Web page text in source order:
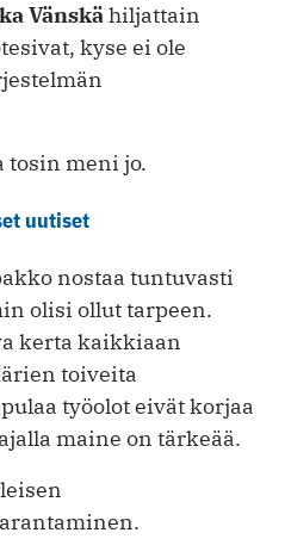
Vänskähiljattain
kyse ei ole
tosin meni jo.
uutiset
nostaa tuntuvasti
olisi ollut tarpeen.
kerta kaikkiaan
toiveita
työolot eivät korjaa
maine on tärkeää.